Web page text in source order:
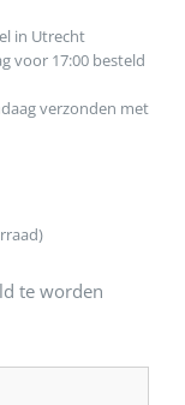
in Utrecht
voor 17:00 besteld
verzonden met
te worden